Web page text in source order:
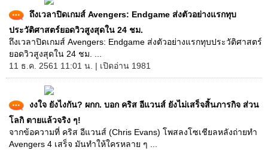
ถึงเวลาปิดเกมส์ Avengers: Endgame ส่งตัวอย่างแรกทุบ
ประวัติศาสตร์ยอดวิวสูงสุดใน 24 ชม.
ถึงเวลาปิดเกมส์ Avengers: Endgame ส่งตัวอย่างแรกทุบประวัติศาสตร์
ยอดวิวสูงสุดใน 24 ชม. ...
11 ธ.ค. 2561 11:01 น. | เปิดอ่าน 1981
งงใจ ยังไงกัน? ผกก. บอก คริส อีแวนส์ ยังไม่เสร็จสิ้นภารกิจ ส่วน
โลกิ ตายแล้วจริง ๆ!
จากข้อความที่ คริส อีแวนส์ (Chris Evans) โพสลงโซเชียลหลังถ่ายทำ
Avengers 4 เสร็จ มันทำให้ใครหลาย ๆ ...